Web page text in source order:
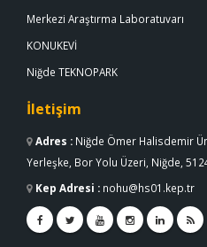
Merkezi Araştırma Laboratuvarı
KONUKEVİ
Niğde TEKNOPARK
İletişim
Adres : Niğde Ömer Halisdemir
Yerleşke, Bor Yolu Üzeri, Niğde,
Kep Adresi : nohu@hs01.kep.tr